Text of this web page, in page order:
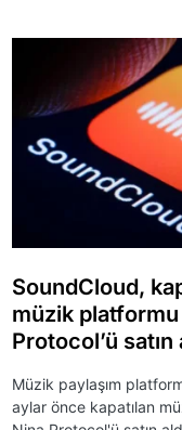
SoundCloud,
müzik
Protocol’ü satın
Müzik paylaşım
aylar önce kapatılan